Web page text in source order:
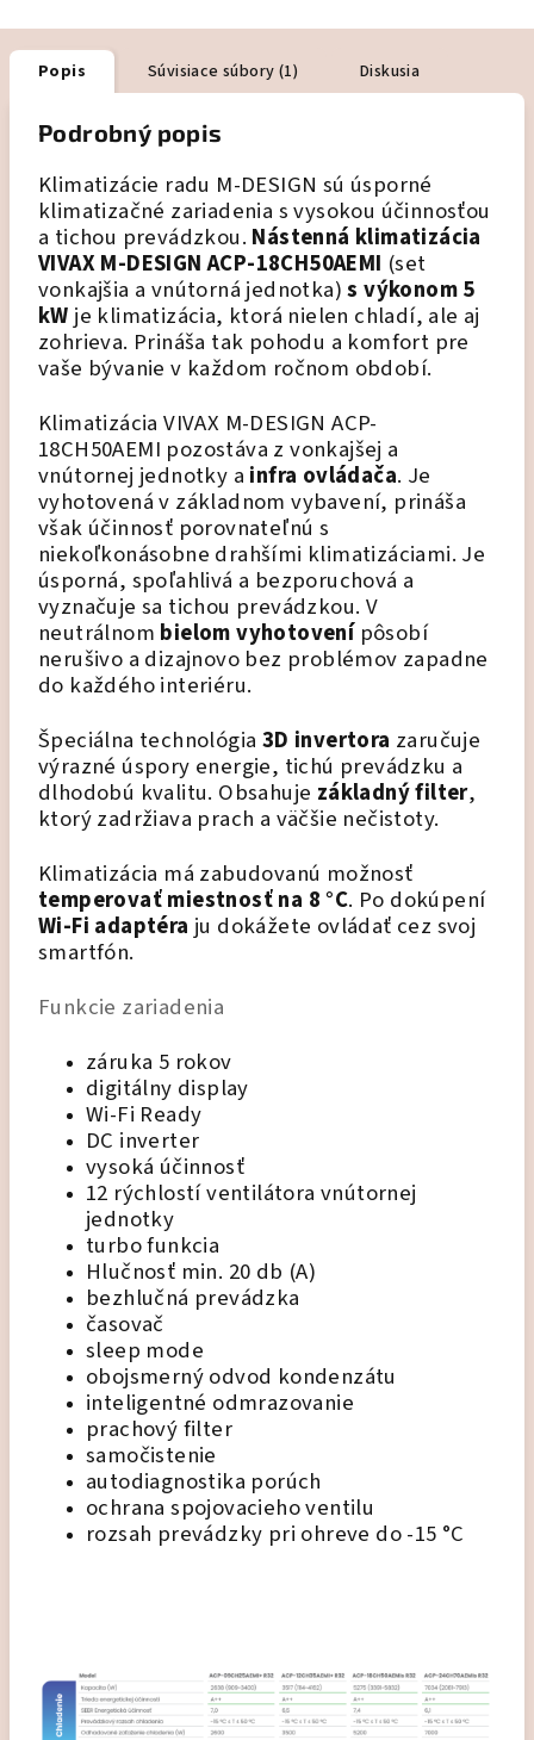
Popis Súvisiace súbory (1) Diskusia
Podrobný popis
Klimatizácie radu M-DESIGN sú úsporné
klimatizačné zariadenia s vysokou účinnosťou
a tichou prevádzkou. Nástenná klimatizácia
VIVAX M-DESIGNACP-18CH50AEMI (set
vonkajšia a vnútorná jednotka)s výkonom 5
kW je klimatizácia, ktorá nielen chladí, ale aj
zohrieva. Prináša tak pohodu a komfort pre
vaše bývanie v každom ročnom období.
KlimatizáciaVIVAX M-DESIGNACP-
18CH50AEMI pozostáva z vonkajšej a
vnútornej jednotky a infra ovládača. Je
vyhotovená v základnom vybavení, prináša
však účinnosť porovnateľnú s
niekoľkonásobne drahšími klimatizáciami. Je
úsporná, spoľahlivá a bezporuchová a
vyznačuje sa tichou prevádzkou. V
neutrálnom bielom vyhotovenípôsobí
nerušivo a dizajnovo bez problémov zapadne
do každého interiéru.
Špeciálna technológia 3D invertora zaručuje
výrazné úspory energie, tichú prevádzku a
dlhodobú kvalitu. Obsahuje základný filter,
ktorý zadržiava prach a väčšie nečistoty.
Klimatizácia má zabudovanú možnosť
temperovať miestnosť na 8 °C. Po dokúpení
Wi-Fi adaptéra ju dokážete ovládať cez svoj
smartfón.
Funkcie zariadenia
záruka 5 rokov
digitálny display
Wi-Fi Ready
DC inverter
vysoká účinnosť
12 rýchlostí ventilátora vnútornej
jednotky
turbo funkcia
Hlučnosť min. 20 db (A)
bezhlučná prevádzka
časovač
sleep mode
obojsmerný odvod kondenzátu
inteligentné odmrazovanie
prachový filter
samočistenie
autodiagnostika porúch
ochrana spojovacieho ventilu
rozsah prevádzky pri ohreve do -15 °C